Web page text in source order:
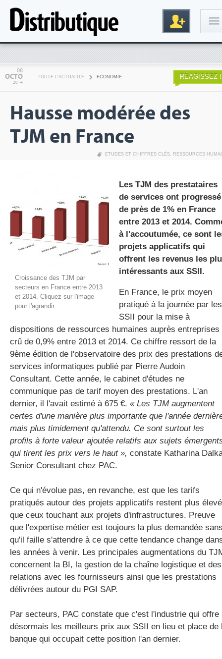
gratuite
08
OCTO
2014
TOUTE L'ACTUALITÉ ECONOMIE RÉAGISSEZ !
Hausse modérée des
TJM en France
ETUDES ET CHIFFRES CLÉS, RESSOURCES
Croissance des TJM par
secteurs en France entre 2013
et 2014. Cliquez sur l'image
pour l'agrandir.
Les TJM des prestataires
de services ont progressé
de près de 1% en France
entre 2013 et 2014.
à l'accoutumée, ce sont
projets applicatifs qui
offrent les revenus les
intéressants aux SSII.
En France, le prix moyen
pratiqué à la journée par les
SSII pour la mise à
dispositions de ressources humaines auprès entreprises
crû de 0,9% entre 2013 et 2014. Ce chiffre ressort de la
9ème édition de l'observatoire des prix des prestations
services informatiques publié par Pierre Audoin
Consultant. Cette année, le cabinet d'études ne
communique pas de tarif moyen des prestations. L'an
dernier, il l'avait estimé à 675 €. « Les TJM augmentent
certes d'une manière plus importante que l'année
mais plus timidement qu'attendu. Ce sont surtout les
profils à forte valeur ajoutée relatifs aux sujets
qui tirent les prix vers le haut », constate Katharina
Senior Consultant chez PAC.
Ce qui n'évolue pas, en revanche, est que les tarifs
pratiqués autour des projets applicatifs restent plus
que ceux touchant aux projets d'infrastructures. Preuve
que l'expertise métier est toujours la plus demandée
qu'il faille s'attendre à ce que cette tendance change
les années à venir. Les principales augmentations du
concernent la BI, la gestion de la chaîne logistique et des
relations avec les fournisseurs ainsi que les prestations
délivrées autour du PGI SAP.
Par secteurs, PAC constate que c'est l'industrie qui offre
désormais les meilleurs prix aux SSII en lieu et place de
banque qui occupait cette position l'an dernier.